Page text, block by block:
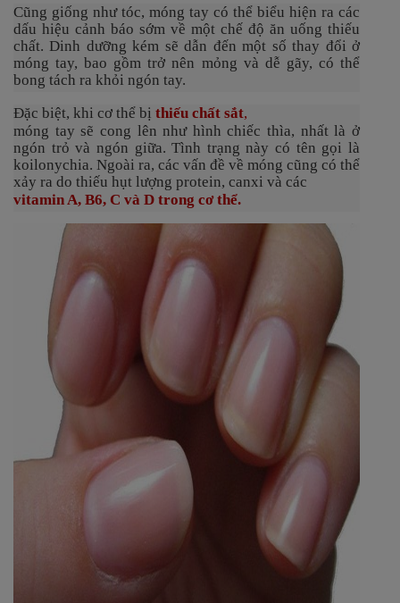
Cũng giống như tóc, móng tay có thể biểu hiện ra các
dấu hiệu cảnh báo sớm về một chế độ ăn uống thiếu
chất. Dinh dưỡng kém sẽ dẫn đến một số thay đổi ở
móng tay, bao gồm trở nên mỏng và dễ gãy, có thể
bong tách ra khỏi ngón tay.
Đặc biệt, khi cơ thể bị thiếu chất sắt,
móng tay sẽ cong lên như hình chiếc thìa, nhất là ở
ngón trỏ và ngón giữa. Tình trạng này có tên gọi là
koilonychia. Ngoài ra, các vấn đề về móng cũng có thể
xảy ra do thiếu hụt lượng protein, canxi và các
vitamin A, B6, C và D trong cơ thể.